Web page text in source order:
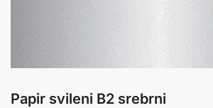
Papir svileni B2 srebrni